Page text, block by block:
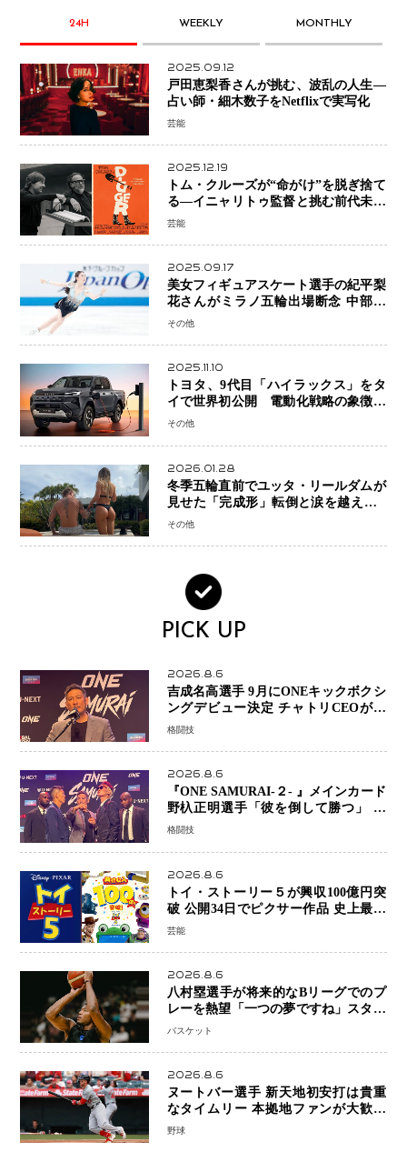
24H WEEKLY MONTHLY
2025.09.12
戸田恵梨香さんが挑む、波乱の人生―
占い師・細木数子をNetflixで実写化
芸能
2025.12.19
トム・クルーズが“命がけ”を脱ぎ捨て
る―イニャリトゥ監督と挑む前代未聞
の大惨事コメディ「DIGGER ディガ
芸能
2025.09.17
美女フィギュアスケート選手の紀平梨
花さんがミラノ五輪出場断念 中部選
手権欠場を発表「安全最優先の判断」
その他
2025.11.10
トヨタ、9代目「ハイラックス」をタ
イで世界初公開 電動化戦略の象徴と
なるBEVモデルを初設定
その他
2026.01.28
冬季五輪直前でユッタ・リールダムが
見せた「完成形」転倒と涙を越えて─
ミラノで金を狙うオランダ女王の現在
その他
PICK UP
2026.8.6
吉成名高選手 9月にONEキックボクシ
ングデビュー決定 チャトリCEOがサ
プライズ発表 2カ月連続参戦へ
格闘技
2026.8.6
『ONE SAMURAI-２- 』メインカード
野杁正明選手「彼を倒して勝つ」 リ
ウ・メンヤンとの因縁に決着へ 再起
初戦
格闘技
2026.8.6
トイ・ストーリー５が興収100億円突
破 公開34日でピクサー作品 史上最速
日本歴代シリーズ最高更新も目前
芸能
2026.8.6
八村塁選手が将来的なBリーグでのプ
レーを熱望「一つの夢ですね」スター
帰還がリーグ価値を押し上げる可能性
バスケット
2026.8.6
ヌートバー選手 新天地初安打は貴重
なタイムリー 本拠地ファンが大歓声
笑顔で歓喜
野球